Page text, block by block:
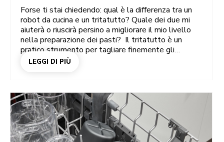
Forse ti stai chiedendo: qual è la differenza tra un
robot da cucina e un tritatutto? Quale dei due mi
aiuterà o riuscirà persino a migliorare il mio livello
nella preparazione dei pasti? Il tritatutto è un
pratico strumento per tagliare finemente gli
ingredienti in pochi secondi, mentre i potenti robot
elettrodomestici da cucina incredibilmente utili:
robot da cucina e tritatutto o mini tritatutto.
LEGGI DI PIÙ